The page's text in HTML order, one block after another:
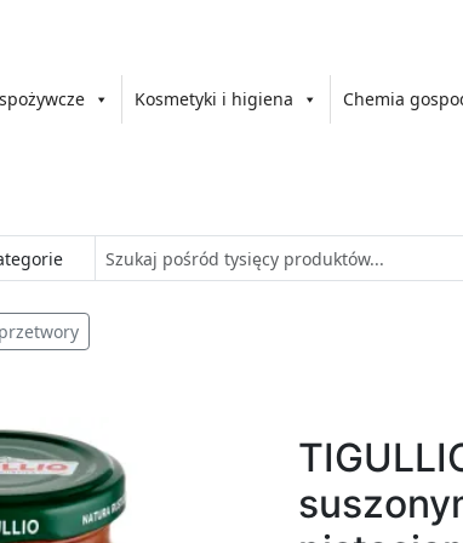
Kosmetyki i higiena Chemia